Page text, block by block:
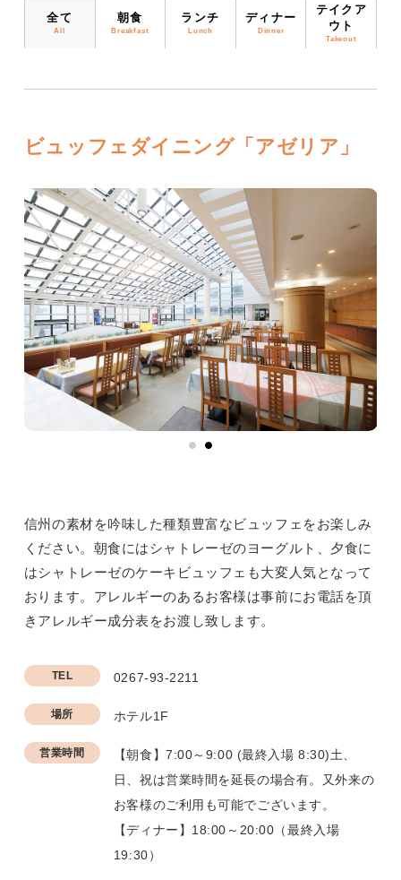
全て
All
朝食
Breakfast
ランチ
Lunch
ディナー
Dinner
テイクア
ウト
Takeout
ビュッフェダイニング「アゼリア」
信州の素材を吟味した種類豊富なビュッフェをお楽しみ
ください。朝食にはシャトレーゼのヨーグルト、夕食に
はシャトレーゼのケーキビュッフェも大変人気となって
おります。アレルギーのあるお客様は事前にお電話を頂
きアレルギー成分表をお渡し致します。
TEL 0267-93-2211
場所 ホテル1F
営業時間
【朝食】7:00～9:00 (最終入場 8:30)土、
日、祝は営業時間を延長の場合有。又外来の
お客様のご利用も可能でございます。
【ディナー】18:00～20:00（最終入場
19:30）